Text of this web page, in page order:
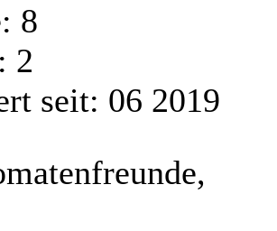
8
2
seit: 06 2019